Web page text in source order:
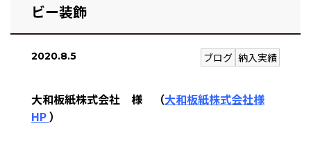
ビー装飾
2020.8.5 ブログ 納入実績
大和板紙株式会社 様 （大和板紙株式会社様
HP）